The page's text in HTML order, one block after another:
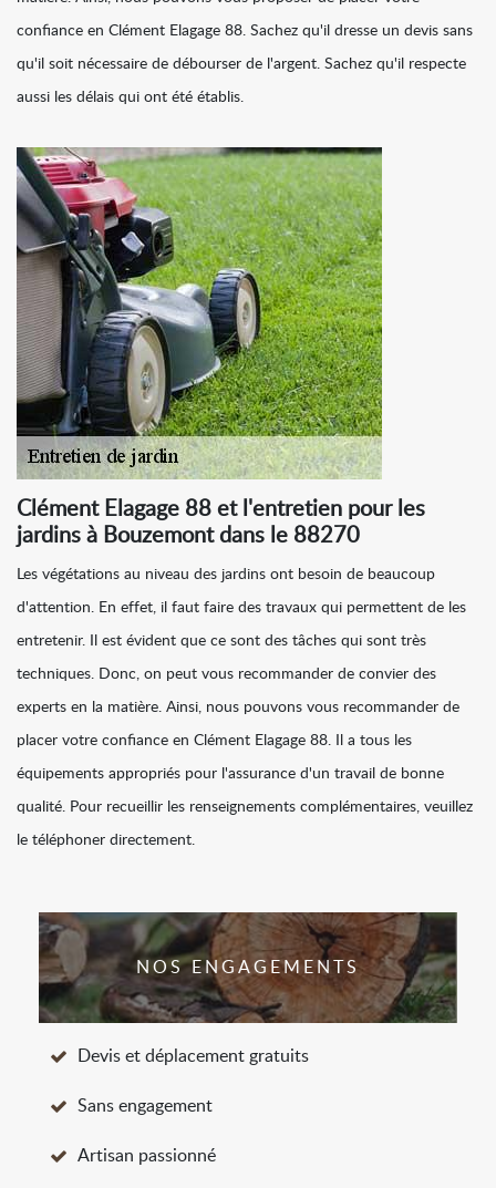
confiance en Clément Elagage 88. Sachez qu'il dresse un devis sans
qu'il soit nécessaire de débourser de l'argent. Sachez qu'il respecte
aussi les délais qui ont été établis.
Clément Elagage 88 et l'entretien pour les
jardins à Bouzemont dans le 88270
Les végétations au niveau des jardins ont besoin de beaucoup
d'attention. En effet, il faut faire des travaux qui permettent de les
entretenir. Il est évident que ce sont des tâches qui sont très
techniques. Donc, on peut vous recommander de convier des
experts en la matière. Ainsi, nous pouvons vous recommander de
placer votre confiance en Clément Elagage 88. Il a tous les
équipements appropriés pour l'assurance d'un travail de bonne
qualité. Pour recueillir les renseignements complémentaires, veuillez
le téléphoner directement.
NOS ENGAGEMENTS
Devis et déplacement gratuits
Sans engagement
Artisan passionné